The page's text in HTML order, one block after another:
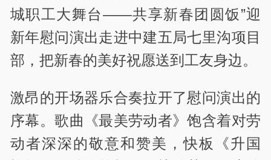
城职工大舞台——共享新春团圆饭”迎
新年慰问演出走进中建五局七里沟项目
部，把新春的美好祝愿送到工友身边。
激昂的开场器乐合奏拉开了慰问演出的
序幕。歌曲《最美劳动者》饱含着对劳
动者深深的敬意和赞美，快板《升国